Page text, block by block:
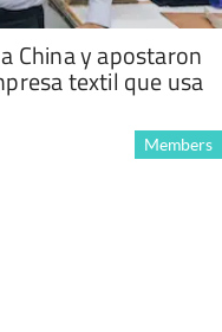
China y apostaron
textil que usa
Members